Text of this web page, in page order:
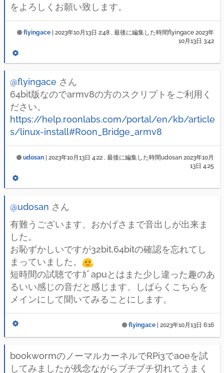
をよろしくお願い致します。
flyingace 2023年10月13日 2:48 , 最後に編集した時間flyingace 2023年
10月13日 3:42
@flyingace さん
64bit版なのでarmv8の方のスクリプトをご利用く
ださい。
https://help.roonlabs.com/portal/en/kb/article
s/linux-install#Roon_Bridge_armv8
udosan 2023年10月13日 4:22 , 最後に編集した時間udosan 2023年10月
13日 4:25
@udosan さん
有難うございます、おかげさまで音出しが出来ま
した。
お恥ずかしいですが32bit,64bitの確認を忘れてし
まっていました。
短時間の試聴ですｶﾞapuとはまた少し違った趣のあ
るいい感じの音だと感じます、しばらくこちらを
メインにして聞いてみることにします。
flyingace 2023年10月13日 6:16
bookwormのノーマルカーネルでRPi3でaoeを試
してみましたが残念ながらブチブチ切れてうまく